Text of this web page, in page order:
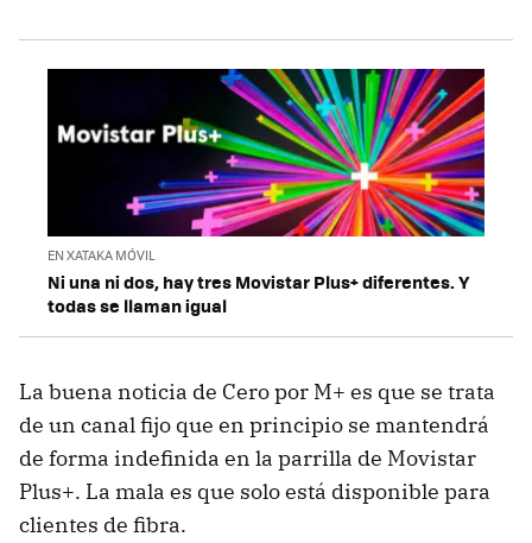
EN XATAKA MÓVIL
Ni una ni dos, hay tres Movistar Plus+ diferentes. Y
todas se llaman igual
La buena noticia de Cero por M+ es que se trata
de un canal fijo que en principio se mantendrá
de forma indefinida en la parrilla de Movistar
Plus+. La mala es que solo está disponible para
clientes de fibra.